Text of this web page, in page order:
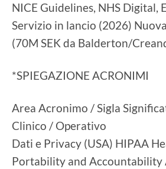
NICE Guidelines, NHS Digital,
Servizio in lancio (2026)
(70M SEK da Balderton/
*SPIEGAZIONE ACRONIMI
Area Acronimo / Sigla
Clinico / Operativo
Dati e Privacy (USA) HIPAA
Portability and Accountability